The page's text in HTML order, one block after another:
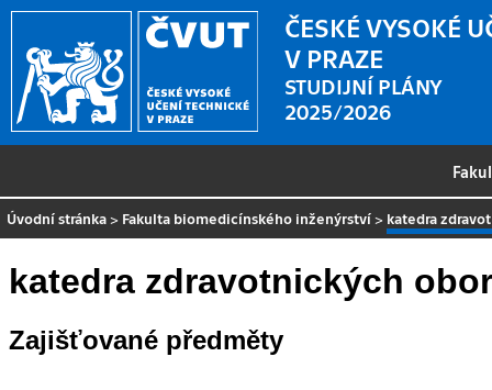
ČESKÉ VYSOKÉ
V PRAZE
STUDIJNÍ PLÁNY
2025/2026
Úvodní stránka > Fakulta biomedicínského inženýrství > katedra
katedra zdravotnických
Zajišťované předměty